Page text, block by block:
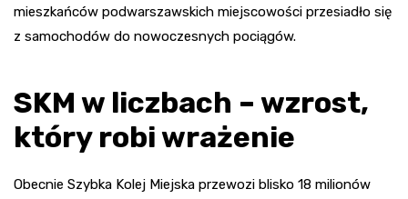
mieszkańców podwarszawskich miejscowości przesiadło się
z samochodów do nowoczesnych pociągów.
SKM w liczbach – wzrost,
który robi wrażenie
Obecnie Szybka Kolej Miejska przewozi blisko 18 milionów